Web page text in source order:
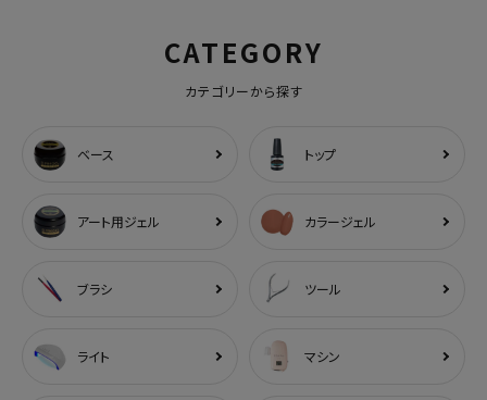
CATEGORY
カテゴリーから探す
ベース トップ
アート用ジェル カラージェル
ブラシ ツール
ライト マシン